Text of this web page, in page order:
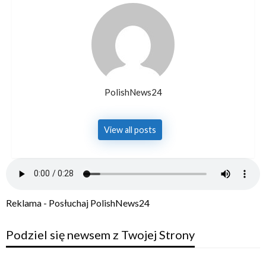
Reklama - Posłuchaj PolishNews24
Podziel się newsem z Twojej Strony
PolishNews24
View all posts